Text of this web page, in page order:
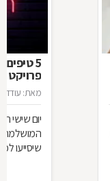
5
פרויקט
מאת: עודד
יום שישי
המושלמת
שיסייעו